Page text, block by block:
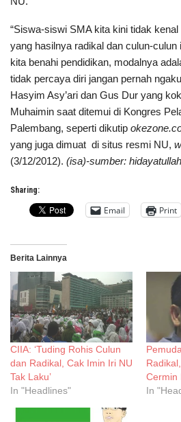
“Siswa-siswi SMA kita kini tidak
yang hasilnya radikal dan culun-
kita benahi pendidikan, modalnya
tidak percaya diri jangan pernah
Hasyim Asy’ari dan Gus Dur yang
Muhaimin saat ditemui di Kongres
Palembang, seperti dikutip
yang juga dimuat di situs resmi NU,
(3/12/2012). (isa)-sumber:
Sharing:
Email Print
Berita Lainnya
CIIA: ‘Tuding Rohis Culun
dan Radikal, Cak Imin Iri NU
Tak Laku’
In "Headlines"
Cermin
In